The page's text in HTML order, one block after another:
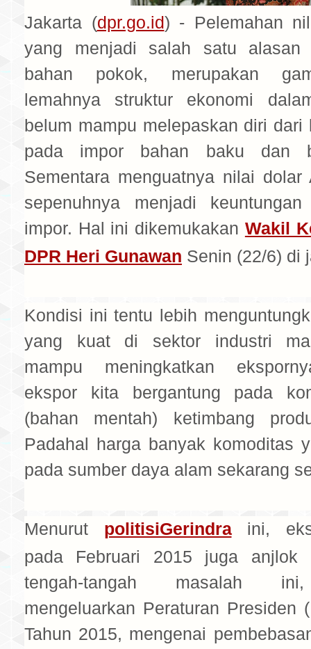
Jakarta (dpr.go.id) - Pelemahan
yang menjadi salah satu alasan
bahan pokok, merupakan
lemahnya struktur ekonomi
belum mampu melepaskan diri dari
pada impor bahan baku dan
Sementara menguatnya nilai
sepenuhnya menjadi
impor. Hal ini dikemukakan Wakil
DPR Heri Gunawan Senin (22/6) di
Kondisi ini tentu lebih
yang kuat di sektor industri
mampu meningkatkan
ekspor kita bergantung pada
(bahan mentah) ketimbang
Padahal harga banyak komoditas
pada sumber daya alam sekarang
Menurut politisiGerindraini,
pada Februari 2015 juga anjlok
tengah-tangah masalah
mengeluarkan Peraturan Presiden
Tahun 2015, mengenai